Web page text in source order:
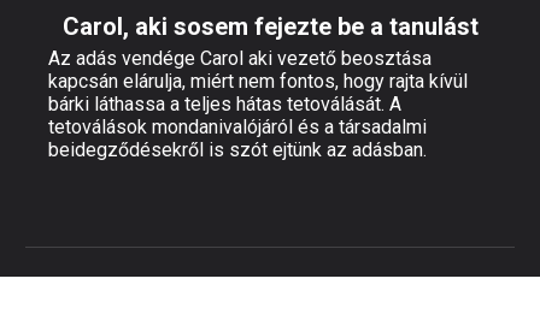
Carol, aki sosem fejezte be a tanulást
Az adás vendége Carol aki vezető beosztása
kapcsán elárulja, miért nem fontos, hogy rajta kívül
bárki láthassa a teljes hátas tetoválását. A
tetoválások mondanivalójáról és a társadalmi
beidegződésekről is szót ejtünk az adásban.